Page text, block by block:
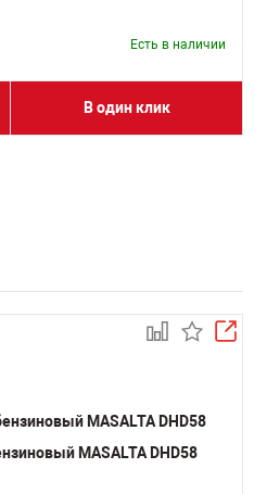
Есть в наличии
В один клик
MASALTA DHD58